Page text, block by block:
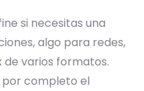
si necesitas una
algo para redes,
de varios formatos.
completo el